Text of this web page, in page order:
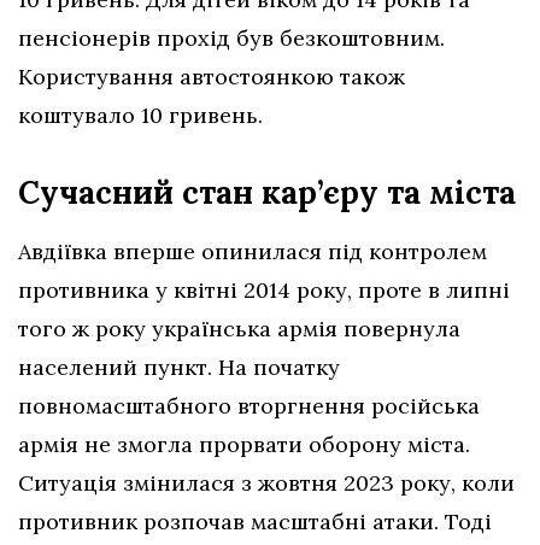
пенсіонерів прохід був безкоштовним.
Користування автостоянкою також
коштувало 10 гривень.
Сучасний стан кар’єру та міста
Авдіївка вперше опинилася під контролем
противника у квітні 2014 року, проте в липні
того ж року українська армія повернула
населений пункт. На початку
повномасштабного вторгнення російська
армія не змогла прорвати оборону міста.
Ситуація змінилася з жовтня 2023 року, коли
противник розпочав масштабні атаки. Тоді